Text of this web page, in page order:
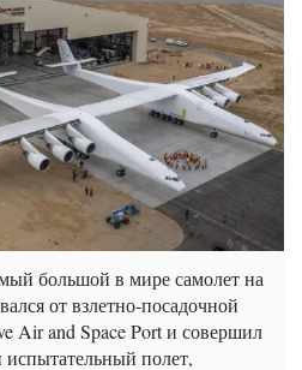
большой в мире самолет на
от взлетно-посадочной
Air and Space Port и совершил
полет,